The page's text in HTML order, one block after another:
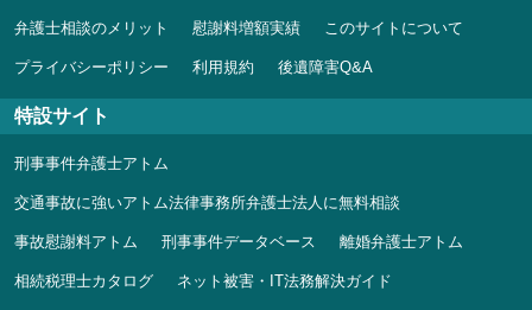
弁護士相談のメリット 慰謝料増額実績 このサイトについて
プライバシーポリシー 利用規約 後遺障害Q&A
特設サイト
刑事事件弁護士アトム
交通事故に強いアトム法律事務所弁護士法人に無料相談
事故慰謝料アトム 刑事事件データベース 離婚弁護士アトム
相続税理士カタログ ネット被害・IT法務解決ガイド